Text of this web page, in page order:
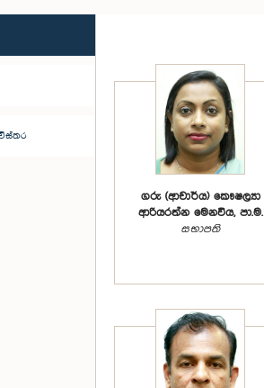
ගරු (ආචාර්ය) කෞෂල්‍යා
ආරියරත්න මෙනවිය, පා.ම.
සභාපති